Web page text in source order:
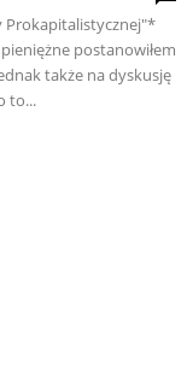
Prokapitalistycznej"*
postanowiłem
także na dyskusję
to...